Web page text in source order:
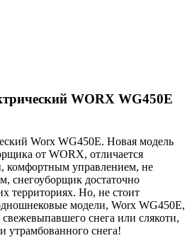
WORX WG450E
Worx WG450E. Новая модель
от WORX, отличается
комфортным управлением, не
снегоуборщик достаточно
территориях. Но, не стоит
модели, Worx WG450E,
свежевыпавшего снега или слякоти,
утрамбованного снега!